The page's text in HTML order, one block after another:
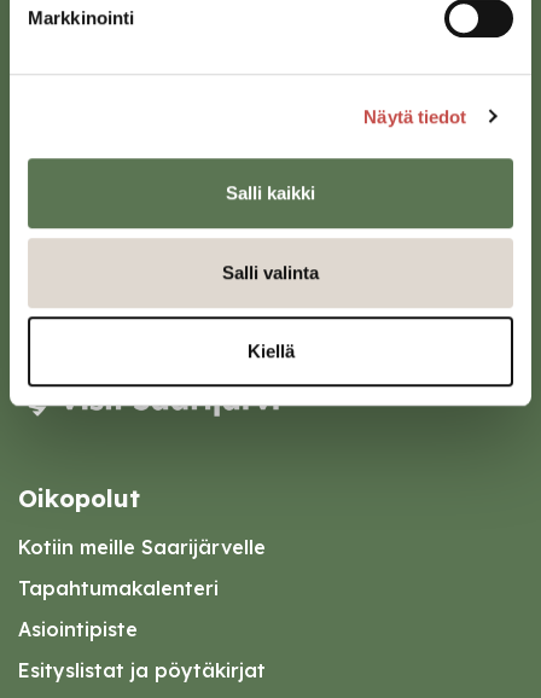
Markkinointi
Näytä tiedot
Salli kaikki
Salli valinta
Kiellä
Saarijärven kaupunki
kirjaamo@saarijarvi.fi
Karttapalvelu
Oikopolut
Kotiin meille Saarijärvelle
Tapahtumakalenteri
Asiointipiste
Esityslistat ja pöytäkirjat